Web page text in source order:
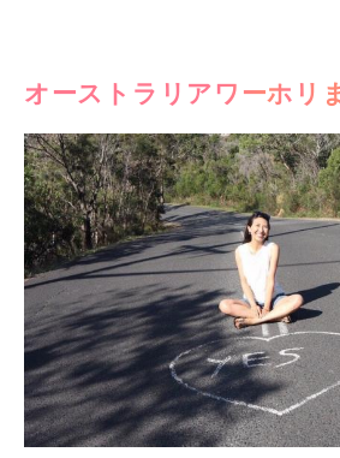
オーストラリアワーホリ